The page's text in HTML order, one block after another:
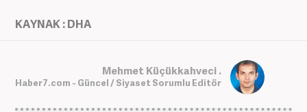
KAYNAK : DHA
Mehmet Küçükkahveci .
Haber7.com - Güncel / Siyaset Sorumlu Editör